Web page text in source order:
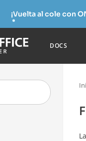
¡Vuelta al cole con
DOCS